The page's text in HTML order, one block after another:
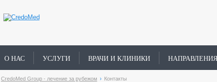
О НАС УСЛУГИ ВРАЧИ И КЛИНИКИ
CredoMed Group - лечение за рубежом › Контакты